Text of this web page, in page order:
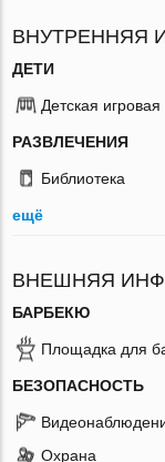
ВНУТРЕННЯЯ
ДЕТИ
Детская
РАЗВЛЕЧЕНИЯ
Библиотека
ещё
ВНЕШНЯЯ
БАРБЕКЮ
Площадка для
БЕЗОПАСНОСТЬ
Охрана